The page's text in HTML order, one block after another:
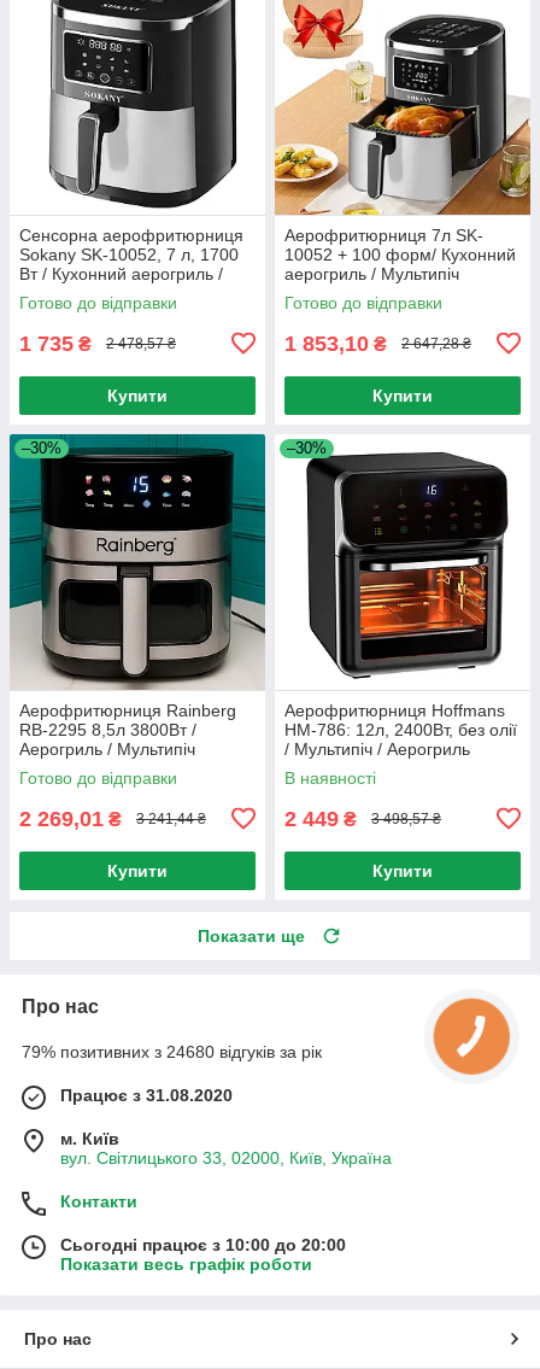
Сенсорна аерофритюрниця
Sokany SK-10052, 7 л, 1700
Вт / Кухонний аерогриль /
Мультипіч
Готово до відправки
1 735 ₴ 2 478,57 ₴
Купити
Аерофритюрниця 7л SK-
10052 + 100 форм/ Кухонний
аерогриль / Мультипіч
Готово до відправки
1 853,10 ₴ 2 647,28 ₴
Купити
–30%
Аерофритюрниця Rainberg
RB-2295 8,5л 3800Вт /
Аерогриль / Мультипіч
Готово до відправки
2 269,01 ₴ 3 241,44 ₴
Купити
–30%
Аерофритюрниця Hoffmans
HM-786: 12л, 2400Вт, без олії
/ Мультипіч / Аерогриль
В наявності
2 449 ₴ 3 498,57 ₴
Купити
Показати ще
Про нас
79% позитивних з 24680 відгуків за рік
Працює з 31.08.2020
м. Київ
вул. Світлицького 33, 02000, Київ, Україна
Контакти
Сьогодні працює з 10:00 до 20:00
Показати весь графік роботи
Про нас